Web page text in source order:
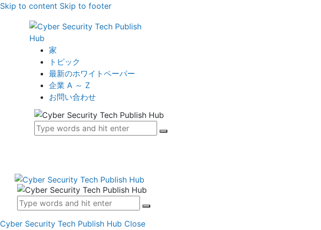
Skip to content Skip to footer
家
トピック
最新のホワイトペーパー
企業 A ～ Z
お問い合わせ
Cyber Security Tech Publish Hub Close